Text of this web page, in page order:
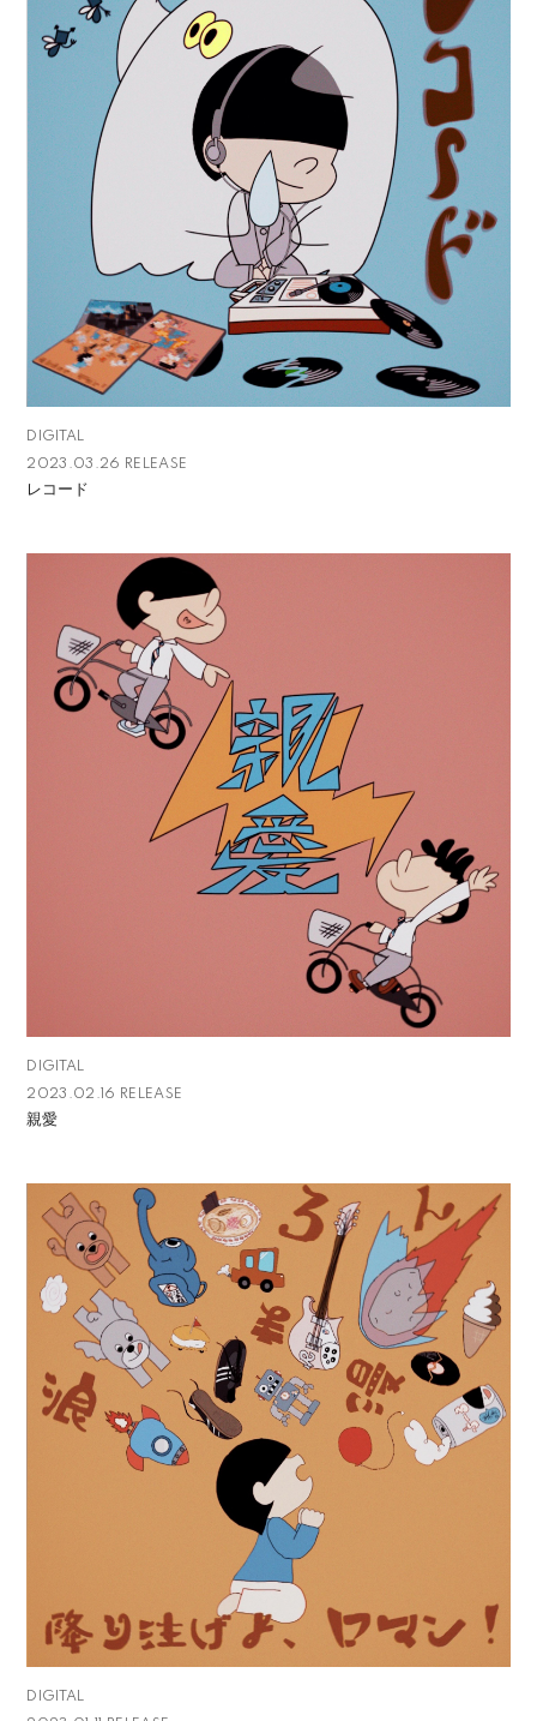
DIGITAL
2023.03.26 RELEASE
レコード
DIGITAL
2023.02.16 RELEASE
親愛
DIGITAL